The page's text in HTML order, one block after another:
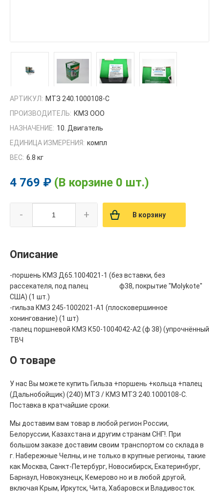
АРТИКУЛ: МТЗ 240.1000108-С
ПРОИЗВОДИТЕЛЬ: КМЗ ООО
НАЗНАЧЕНИЕ: 10. Двигатель
ЕДИНИЦА ИЗМЕРЕНИЯ: компл
ВЕС: 6.8 кг
4 769 ₽ (В корзине 0 шт.)
- + В корзину
Описание
-поршень КМЗ Д65.1004021-1 (без вставки, без
рассекателя, под палец ф38, покрытие "Molykote"
США) (1 шт.)
-гильза КМЗ 245-1002021-А1 (плосковершинное
хонингование) (1 шт)
-палец поршневой КМЗ К50-1004042-А2 (ф 38) (упрочнённый
ТВЧ
О товаре
У нас Вы можете купить Гильза +поршень +кольца +палец
(Дальнобойщик) (240) МТЗ / КМЗ МТЗ 240.1000108-С.
Поставка в кратчайшие сроки.
Мы доставим вам товар в любой регион России,
Белоруссии, Казахстана и другим странам СНГ!. При
большом заказе доставим своим транспортом со склада в
г. Набережные Челны, и не только в крупные регионы, такие
как Москва, Санкт-Петербург, Новосибирск, Екатеринбург,
Барнаул, Новокузнецк, Кемерово но и в любой другой,
включая Крым, Иркутск, Чита, Хабаровск и Владивосток.